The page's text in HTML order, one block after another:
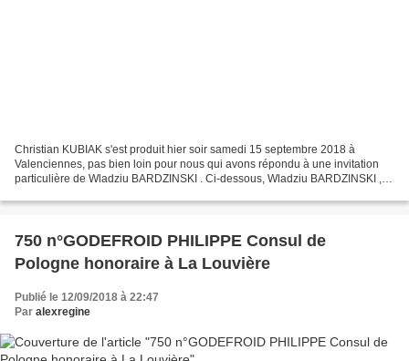
Christian KUBIAK s'est produit hier soir samedi 15 septembre 2018 à
Valenciennes, pas bien loin pour nous qui avons répondu à une invitation
particulière de Wladziu BARDZINSKI . Ci-dessous, Wladziu BARDZINSKI , le
750 n°GODEFROID PHILIPPE Consul de
Pologne honoraire à La Louvière
Publié le 12/09/2018 à 22:47
Par alexregine